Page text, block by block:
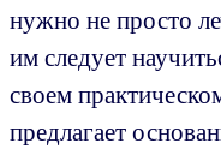
нужно не просто
им следует
своем
предлагает